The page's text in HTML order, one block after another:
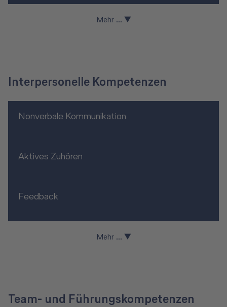
Mehr ... ▼
Interpersonelle Kompetenzen
Nonverbale Kommunikation
Aktives Zuhören
Feedback
Mehr ... ▼
Team- und Führungskompetenzen